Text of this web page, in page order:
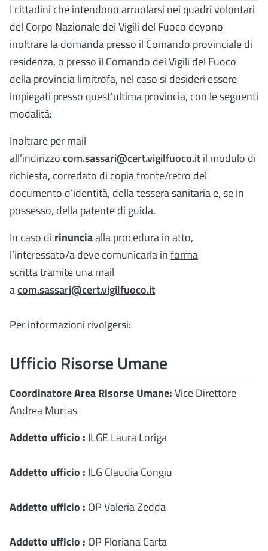
I cittadini che intendono arruolarsi nei quadri volontari
del Corpo Nazionale dei Vigili del Fuoco devono
inoltrare la domanda presso il Comando provinciale di
residenza, o presso il Comando dei Vigili del Fuoco
della provincia limitrofa, nel caso si desideri essere
impiegati presso quest'ultima provincia, con le seguenti
modalità:
Inoltrare per mail
all’indirizzocom.sassari@cert.vigilfuoco.itil modulo di
richiesta, corredato di copia fronte/retro del
documento d’identità, della tessera sanitaria e, se in
possesso, della patente di guida.
In caso di rinunciaalla procedura in atto,
l’interessato/a deve comunicarla informa
scrittatramite una mail
acom.sassari@cert.vigilfuoco.it
Per informazioni rivolgersi:
Ufficio Risorse Umane
Coordinatore Area Risorse Umane:Vice Direttore
Andrea Murtas
Addetto ufficio : ILGE Laura Loriga
Addetto ufficio : ILG Claudia Congiu
Addetto ufficio : OP Valeria Zedda
Addetto ufficio : OP Floriana Carta